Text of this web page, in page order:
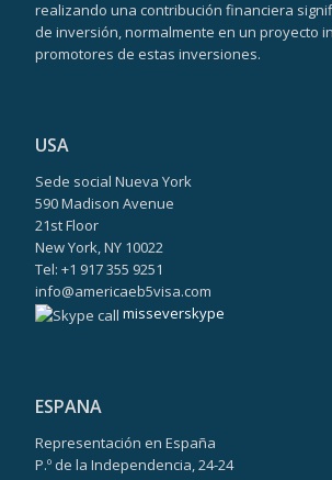
realizando una contribución financiera
de inversión, normalmente en un proyecto
promotores de estas inversiones.
USA
Sede social Nueva York
590 Madison Avenue
21st Floor
New York, NY 10022
Tel: +1 917 355 9251
info@americaeb5visa.com
misseverskype
ESPANA
Representación en España
P.º de la Independencia, 24-24